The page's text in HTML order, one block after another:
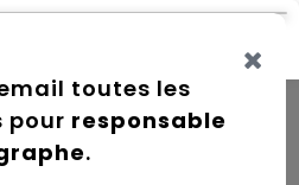
user information